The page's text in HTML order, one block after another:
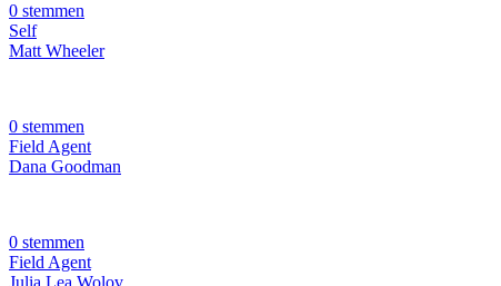
0 stemmen
Self
Matt Wheeler
0 stemmen
Field Agent
Dana Goodman
0 stemmen
Field Agent